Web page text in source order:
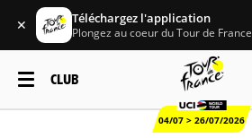
✕ Téléchargez l'application
Plongez au coeur du Tour de France
CLUB
04/07 > 26/07/2026